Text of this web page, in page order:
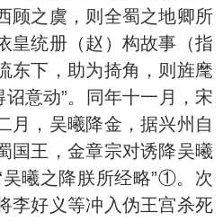
顾之虞，则全蜀之地卿所
皇统册（赵）构故事（指
东下，助为掎角，则旌麾
诏意动”。同年十一月，宋
月，吴曦降金，据兴州自
国王，金章宗对诱降吴曦
曦之降朕所经略”①。次
李好义等冲入伪王宫杀死